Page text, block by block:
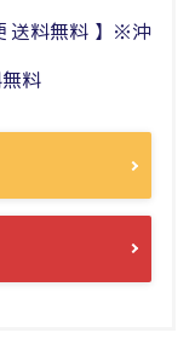
送料無料 】※沖
料